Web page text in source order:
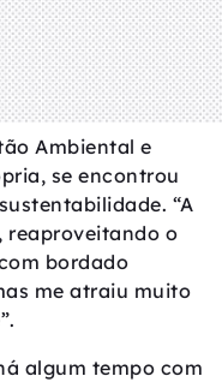
Ambiental e
se encontrou
“A
reaproveitando o
bordado
me atraiu muito
algum tempo com